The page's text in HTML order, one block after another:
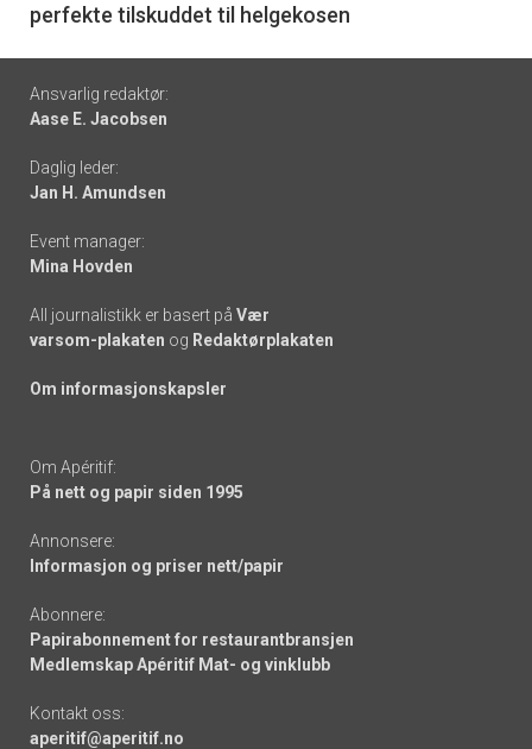
perfekte tilskuddet til helgekosen
Footer
-
links
Ansvarlig redaktør:
Aase E. Jacobsen
Daglig leder:
Jan H. Amundsen
Event manager:
Mina Hovden
All journalistikk er basert på Vær
varsom-plakaten og Redaktørplakaten
Om informasjonskapsler
Om Apéritif:
På nett og papir siden 1995
Annonsere:
Informasjon og priser nett/papir
Abonnere:
Papirabonnement for restaurantbransjen
Medlemskap Apéritif Mat- og vinklubb
Kontakt oss:
aperitif@aperitif.no